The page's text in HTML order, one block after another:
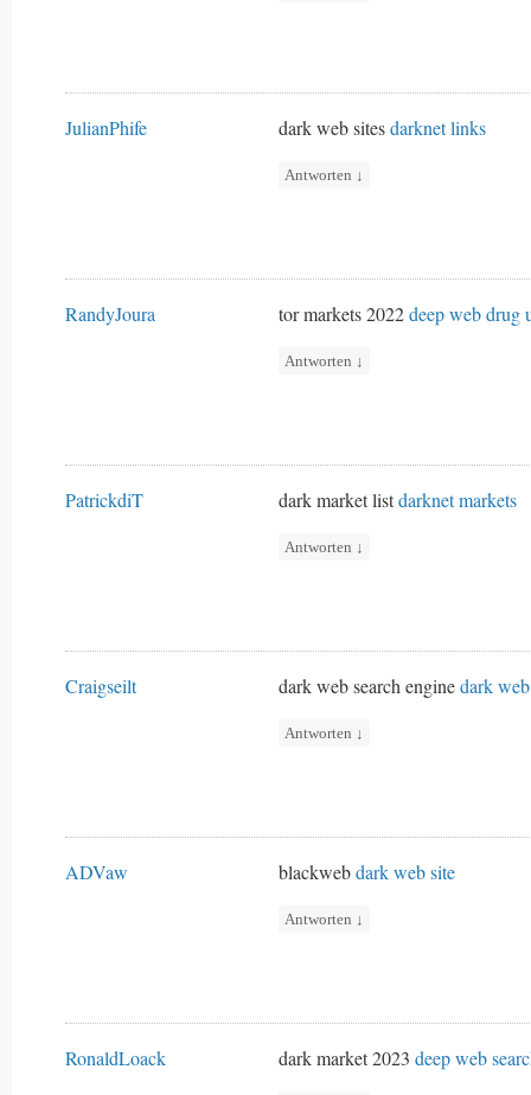
JulianPhife dark web sitesdarknet links
Antworten ↓
RandyJoura tor markets 2022deep web drug
Antworten ↓
PatrickdiT dark market listdarknet markets
Antworten ↓
Craigseilt dark web search enginedark
Antworten ↓
ADVaw blackwebdark web site
Antworten ↓
RonaldLoack dark market 2023 deep web